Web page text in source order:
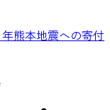
熊本地震への寄付